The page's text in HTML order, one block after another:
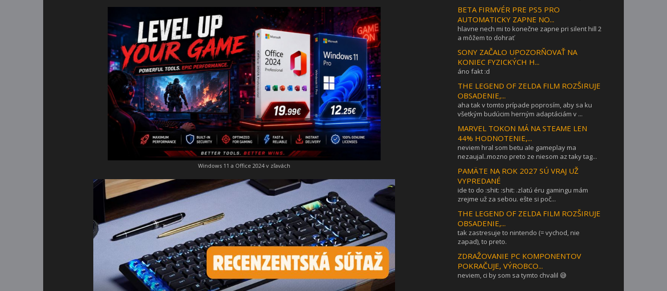
Windows 11 a Office 2024 v zľavách
BETA FIRMVÉR PRE PS5 PRO
AUTOMATICKY ZAPNE NO...
hlavne nech mi to konečne zapne pri silent hill 2
a môžem to dohrať
SONY ZAČALO UPOZORŇOVAŤ NA
KONIEC FYZICKÝCH H...
áno fakt :d
THE LEGEND OF ZELDA FILM ROZŠIRUJE
OBSADENIE,...
aha tak v tomto prípade poprosím, aby sa ku
všetkým budúcim herným adaptáciám v ...
MARVEL TOKON MÁ NA STEAME LEN
44% HODNOTENIE,...
neviem hral som betu ale gameplay ma
nezaujal..mozno preto ze niesom az taky tag...
PAMÄTE NA ROK 2027 SÚ VRAJ UŽ
VYPREDANÉ
ide to do :shit: :shit: .zlatú éru gamingu mám
zrejme už za sebou. ešte si poč...
THE LEGEND OF ZELDA FILM ROZŠIRUJE
OBSADENIE,...
tak zastresuje to nintendo (= vychod, nie
zapad), to preto.
ZDRAŽOVANIE PC KOMPONENTOV
POKRAČUJE, VÝROBCO...
neviem, ci by som sa tymto chvalil 😅